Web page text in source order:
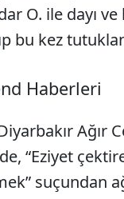
O. ile dayı
bu kez
Haberleri
Ağır
“Eziyet
suçundan